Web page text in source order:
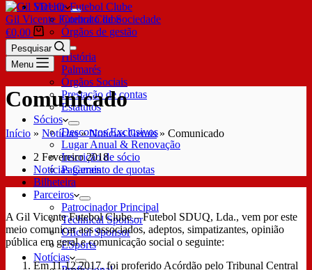
SDUQ
Contrato de Sociedade
Órgãos de gestão
Clube
História
Palmarés
Órgãos Sociais
Prestação de contas
Estatutos
Sócios
Descontos Exclusivos
Lugar Anual & Renovação
Inscrição de sócio
Pagamento de quotas
Bilheteira
Parceiros
Patrocinador Principal
Technical Sponsor
Oficial Sponsor
ESports
Notícias
Gil Vicente Futebol Clube
€0,00
Pesquisar
Menu
Comunicado
Início » Notícias»Notícias Gerais» Comunicado
2 Fevereiro 2018
Notícias Gerais
A Gil Vicente Futebol Clube – Futebol SDUQ, Lda., vem por este
meio comunicar aos associados, adeptos, simpatizantes, opinião
pública em geral e comunicação social o seguinte:
Em 11.12.2017. foi proferido Acórdão pelo Tribunal Central